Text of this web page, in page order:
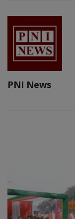
PNI News